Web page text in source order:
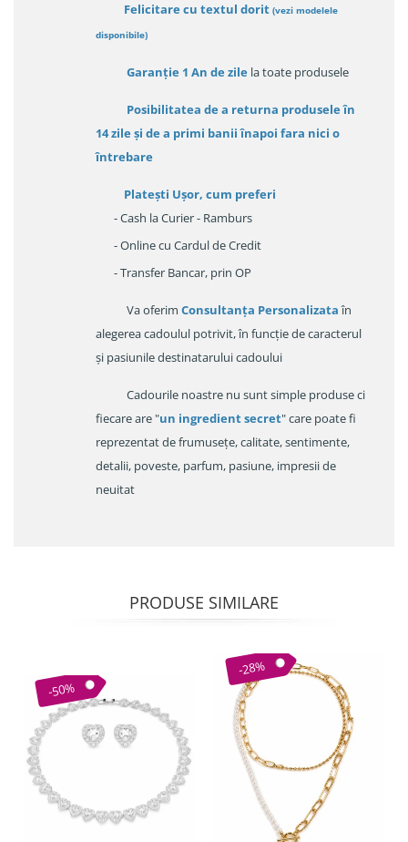
Felicitare cu textul dorit (vezi modelele
disponibile)
Garanție 1 An de zile la toate produsele
Posibilitatea de a returna produsele în
14 zileși de a primi banii înapoi fara nici o
întrebare
Platești Ușor, cum preferi
- Cash la Curier - Ramburs
- Online cu Cardul de Credit
- Transfer Bancar, prin OP
Va oferim Consultanța Personalizataîn
alegerea cadoulul potrivit, în funcție de caracterul
și pasiunile destinatarului cadoului
Cadourile noastre nu sunt simple produse ci
fiecare are "un ingredient secret" care poate fi
reprezentat de frumusețe, calitate, sentimente,
detalii, poveste, parfum, pasiune, impresii de
neuitat
PRODUSE SIMILARE
-50%
-28%